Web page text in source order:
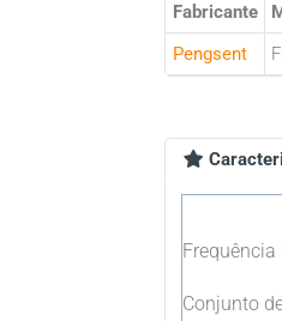
Fabricante
Pengsent
Frequência
Conjunto